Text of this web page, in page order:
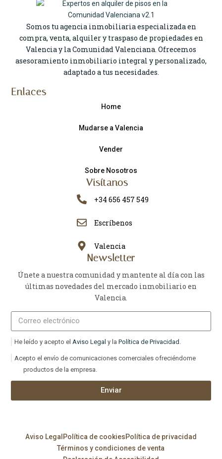
Somos tu agencia inmobiliaria especializada en
compra, venta, alquiler y traspaso de propiedades en
Valencia y la Comunidad Valenciana. Ofrecemos
asesoramiento inmobiliario integral y personalizado,
adaptado a tus necesidades.
Enlaces
Home
Mudarse a Valencia
Vender
Sobre Nosotros
Visítanos
+34 656 457 549
Escríbenos
Valencia
Newsletter
Únete a nuestra comunidad y mantente al día con las
últimas novedades del mercado inmobiliario en
Valencia.
He leído y acepto el Aviso Legal y laPolítica de Privacidad
Acepto el envío de comunicaciones comerciales ofreciéndome
productos de la empresa.
Enviar
Aviso Legal Política de cookiesPolítica de privacidad
Términos y condiciones de venta